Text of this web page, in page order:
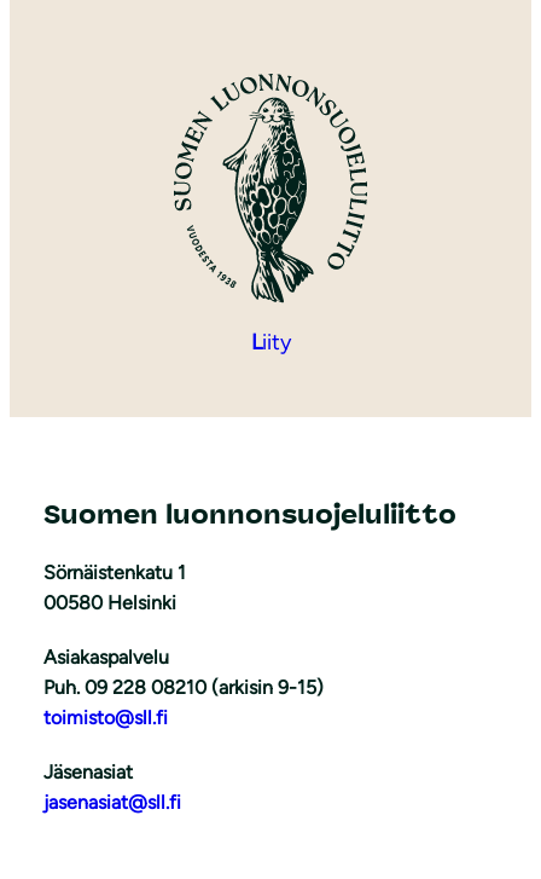
Liity
Suomen luonnonsuojeluliitto
Sörnäistenkatu 1
00580 Helsinki
Asiakaspalvelu
Puh. 09 228 08210 (arkisin 9-15)
toimisto@sll.fi
Jäsenasiat
jasenasiat@sll.fi